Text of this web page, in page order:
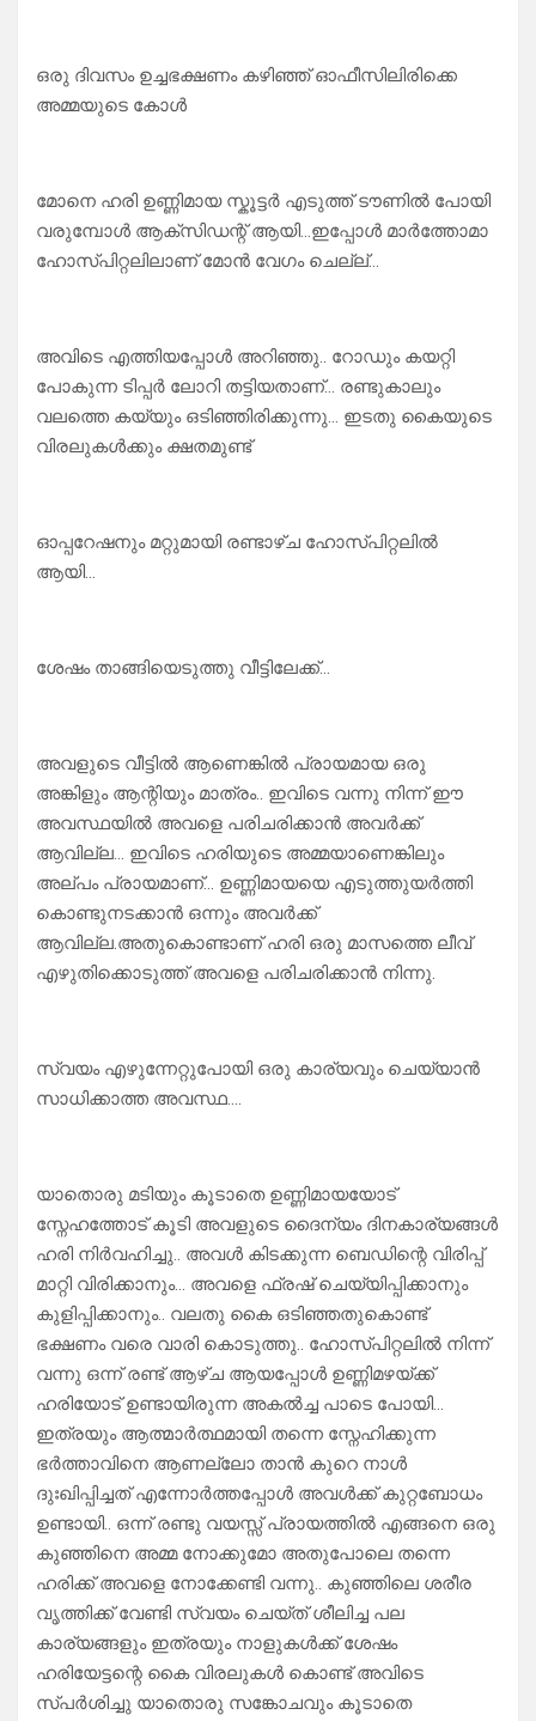
ഒരു ദിവസം ഉച്ചഭക്ഷണം കഴിഞ്ഞ് ഓഫീസിലിരിക്കെ
അമ്മയുടെ കോൾ
മോനെ ഹരി ഉണ്ണിമായ സ്കൂട്ടർ എടുത്ത് ടൗണിൽ പോയി
വരുമ്പോൾ ആക്സിഡന്റ് ആയി…ഇപ്പോൾ മാർത്തോമാ
ഹോസ്പിറ്റലിലാണ് മോൻ വേഗം ചെല്ല്…
അവിടെ എത്തിയപ്പോൾ അറിഞ്ഞു.. റോഡും കയറ്റി
പോകുന്ന ടിപ്പർ ലോറി തട്ടിയതാണ്… രണ്ടുകാലും
വലത്തെ കയ്യും ഒടിഞ്ഞിരിക്കുന്നു… ഇടതു കൈയുടെ
വിരലുകൾക്കും ക്ഷതമുണ്ട്
ഓപ്പറേഷനും മറ്റുമായി രണ്ടാഴ്ച ഹോസ്പിറ്റലിൽ
ആയി…
ശേഷം താങ്ങിയെടുത്തു വീട്ടിലേക്ക്…
അവളുടെ വീട്ടിൽ ആണെങ്കിൽ പ്രായമായ ഒരു
അങ്കിളും ആന്റിയും മാത്രം.. ഇവിടെ വന്നു നിന്ന് ഈ
അവസ്ഥയിൽ അവളെ പരിചരിക്കാൻ അവർക്ക്
ആവില്ല… ഇവിടെ ഹരിയുടെ അമ്മയാണെങ്കിലും
അല്പം പ്രായമാണ്… ഉണ്ണിമായയെ എടുത്തുയർത്തി
കൊണ്ടുനടക്കാൻ ഒന്നും അവർക്ക്
ആവില്ല.അതുകൊണ്ടാണ് ഹരി ഒരു മാസത്തെ ലീവ്
എഴുതിക്കൊടുത്ത് അവളെ പരിചരിക്കാൻ നിന്നു.
സ്വയം എഴുന്നേറ്റുപോയി ഒരു കാര്യവും ചെയ്യാൻ
സാധിക്കാത്ത അവസ്ഥ….
യാതൊരു മടിയും കൂടാതെ ഉണ്ണിമായയോട്
സ്നേഹത്തോട് കൂടി അവളുടെ ദൈന്യം ദിനകാര്യങ്ങൾ
ഹരി നിർവഹിച്ചു.. അവൾ കിടക്കുന്ന ബെഡിന്റെ വിരിപ്പ്
മാറ്റി വിരിക്കാനും… അവളെ ഫ്രഷ് ചെയ്യിപ്പിക്കാനും
കുളിപ്പിക്കാനും.. വലതു കൈ ഒടിഞ്ഞതുകൊണ്ട്
ഭക്ഷണം വരെ വാരി കൊടുത്തു.. ഹോസ്പിറ്റലിൽ നിന്ന്
വന്നു ഒന്ന് രണ്ട് ആഴ്ച ആയപ്പോൾ ഉണ്ണിമഴയ്ക്ക്
ഹരിയോട് ഉണ്ടായിരുന്ന അകൽച്ച പാടെ പോയി…
ഇത്രയും ആത്മാർത്ഥമായി തന്നെ സ്നേഹിക്കുന്ന
ഭർത്താവിനെ ആണല്ലോ താൻ കുറെ നാൾ
ദുഃഖിപ്പിച്ചത് എന്നോർത്തപ്പോൾ അവൾക്ക് കുറ്റബോധം
ഉണ്ടായി.. ഒന്ന് രണ്ടു വയസ്സ് പ്രായത്തിൽ എങ്ങനെ ഒരു
കുഞ്ഞിനെ അമ്മ നോക്കുമോ അതുപോലെ തന്നെ
ഹരിക്ക് അവളെ നോക്കേണ്ടി വന്നു.. കുഞ്ഞിലെ ശരീര
വൃത്തിക്ക് വേണ്ടി സ്വയം ചെയ്ത് ശീലിച്ച പല
കാര്യങ്ങളും ഇത്രയും നാളുകൾക്ക് ശേഷം
ഹരിയേട്ടന്റെ കൈ വിരലുകൾ കൊണ്ട് അവിടെ
സ്പർശിച്ചു യാതൊരു സങ്കോചവും കൂടാതെ